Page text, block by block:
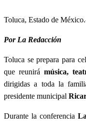
Toluca, Estado de
Por La Redacción
Toluca se prepara para
que reunirá música,
dirigidas a toda la
presidente municipal
Durante la conferencia